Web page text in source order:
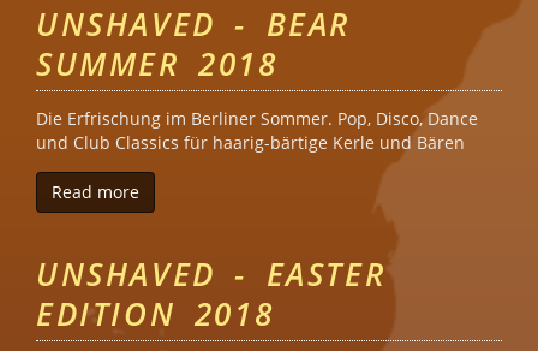
UNSHAVED - BEAR
SUMMER 2018
Die Erfrischung im Berliner Sommer. Pop, Disco, Dance
und Club Classics für haarig-bärtige Kerle und Bären
Read more about Unshaved - Bear Summer 2018
UNSHAVED - EASTER
EDITION 2018